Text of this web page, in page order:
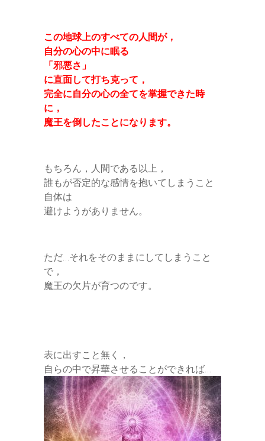
この地球上のすべての人間が，
自分の心の中に眠る
「邪悪さ」
に直面して打ち克って，
完全に自分の心の全てを掌握できた時
に，
魔王を倒したことになります。
もちろん，人間である以上，
誰もが否定的な感情を抱いてしまうこと
自体は
避けようがありません。
ただ…それをそのままにしてしまうこと
で，
魔王の欠片が育つのです。
表に出すこと無く，
自らの中で昇華させることができれば…